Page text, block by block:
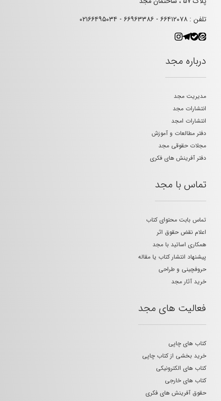
تلفن : ۶۶۴۱۲۰۷۸ - ۶۶۹۶۳۳۸۶ - ۰۲۱۶۶۴۹۵۰۳۴
درباره مجد
مدیریت مجد
انتشارات مجد
انتشارات امجد
دفتر مطالعات و آموزش
مجلات حقوقی مجد
دفتر آفرینش های فکری
تماس با مجد
تماس بابت محتوای کتاب
اعلام نقض حقوق اثر
همکاری اساتید با مجد
پیشنهاد انتشار کتاب یا مقاله
حروفچینی و طراحی
خرید آثار مجد
فعالیت های مجد
کتاب های چاپی
خرید بخشی از کتاب چاپی
کتاب های الکترونیکی
کتاب های خارجی
حقوق آفرینش های فکری